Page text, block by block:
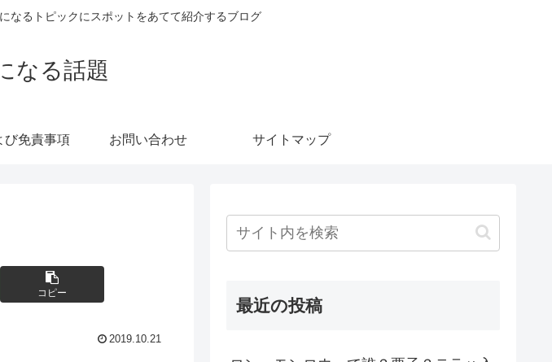
なるトピックにスポットをあてて紹介するブログ
なる話題
び免責事項 お問い合わせ サイトマップ
コピー
2019.10.21
最近の投稿